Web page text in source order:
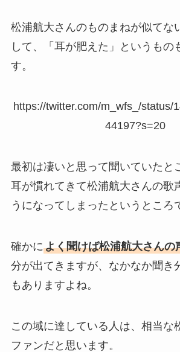
松浦航大さんのものまねが似てな
して、「耳が肥えた」というもの
す。
https://twitter.com/m_wfs_/status/
44197?s=20
最初は凄いと思って聞いていたと
耳が慣れてきて松浦航大さんの歌
うになってしまったというところ
確かによく聞けば松浦航大さんの
分が出てきますが、なかなか聞き
もありますよね。
この域に達している人は、相当な
ファンだと思います。